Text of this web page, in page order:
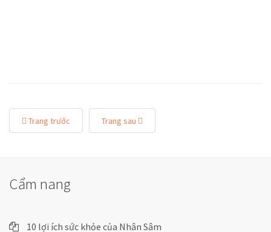
Trang trước Trang sau
Cẩm nang
10 lợi ích sức khỏe của Nhân Sâm